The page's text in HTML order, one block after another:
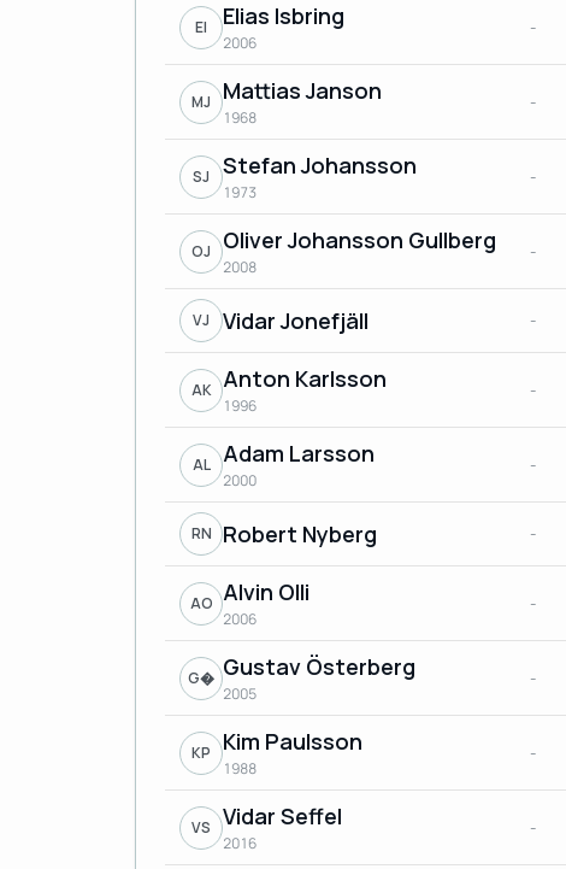
EI Elias Isbring
2006
-
MJ Mattias Janson
1968
-
SJ Stefan Johansson
1973
-
OJ Oliver Johansson Gullberg
2008
-
VJ Vidar Jonefjäll -
AK Anton Karlsson
1996
-
AL Adam Larsson
2000
-
RN Robert Nyberg -
AO Alvin Olli
2006
-
G� Gustav Österberg
2005
-
KP Kim Paulsson
1988
-
VS Vidar Seffel
2016
-